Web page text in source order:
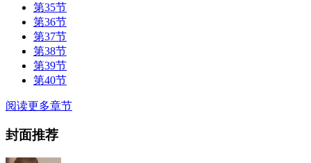
第35节
第36节
第37节
第38节
第39节
第40节
阅读更多章节
封面推荐